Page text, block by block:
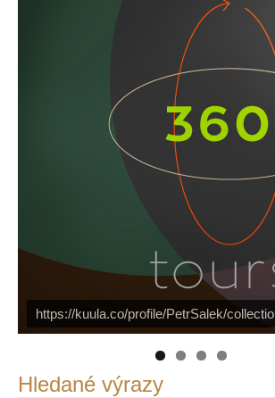
https://kuula.co/profile/PetrSalek/collections
PetrSalek.com
Náš mediální partnerFotoVideo.cz
Hledané výrazy